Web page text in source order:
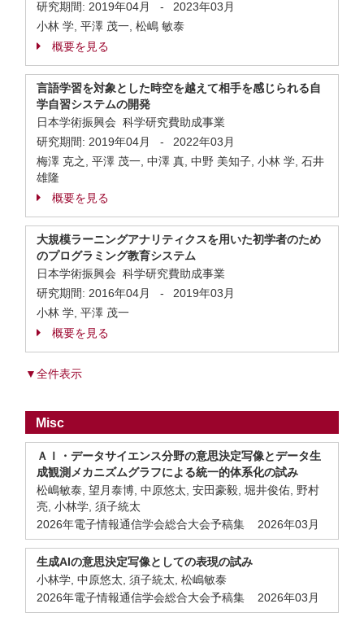
研究期間: 2019年04月 -
2023年03月
小林 学, 平澤 茂一, 松嶋 敏泰
概要を見る
言語学習を対象とした時空を越えて相手を感じられる自
学自習システムの開発
日本学術振興会 科学研究費助成事業
研究期間: 2019年04月 -
2022年03月
梅澤 克之, 平澤 茂一, 中澤 真, 中野 美知子, 小林 学, 石井
雄隆
概要を見る
大規模ラーニングアナリティクスを用いた初学者のため
のプログラミング教育システム
日本学術振興会 科学研究費助成事業
研究期間: 2016年04月 -
2019年03月
小林 学, 平澤 茂一
概要を見る
▼全件表示
Misc
ＡＩ・データサイエンス分野の意思決定写像とデータ生
成観測メカニズムグラフによる統一的体系化の試み
松嶋敏泰, 望月泰博, 中原悠太, 安田豪毅, 堀井俊佑, 野村
亮, 小林学, 須子統太
2026年電子情報通信学会総合大会予稿集 2026年03月
生成AIの意思決定写像としての表現の試み
小林学, 中原悠太, 須子統太, 松嶋敏泰
2026年電子情報通信学会総合大会予稿集 2026年03月